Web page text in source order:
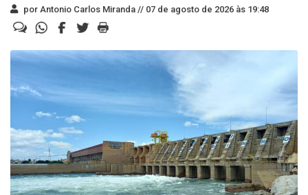
por Antonio Carlos Miranda // 07 de agosto de 2026 às 19:48